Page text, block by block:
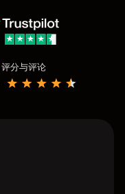
评分与评论